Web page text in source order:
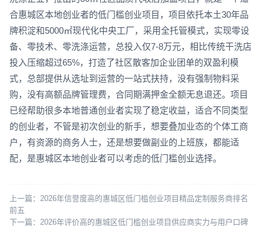
合惠城区本地创业者的低门槛创业项目，项目依托本土30年品
牌积淀和5000㎡现代化中央工厂，采用全托管模式，实现零设
备、零技术、零洗涤运营，总投入仅7-8万元，相比传统干洗店
投入压缩超过65%，打造了社区散客加企业团单的双盈利模
式，总部提供从选址到运营的一站式扶持，没有强制物料采
购，没有高额品牌管理费，合同期满押金全额无息退还。项目
已经帮助很多本地普通创业者实现了稳定收益，适合不同类型
的创业者，不管是初次创业的新手，想要叠加业态的个体工商
户，有资源的商务人士，还是想要做副业的上班族，都能适
配，是惠城区本地创业者可以考虑的低门槛创业选择。
上一篇： 2026年信誉度高的惠城区低门槛创业项目精品定制服务商排名
前五
下一篇： 2026年评价高的惠城区低门槛创业项目供应商实力与用户口碑